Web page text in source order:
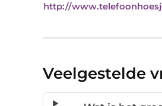
http://
Veelgestelde